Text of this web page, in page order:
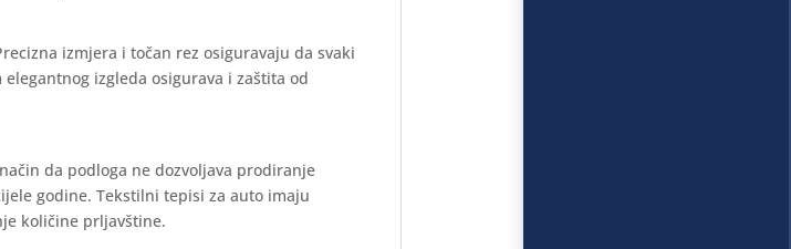
izmjera i točan rez osiguravaju da svaki
izgleda osigurava i zaštita od
da podloga ne dozvoljava prodiranje
godine. Tekstilni tepisi za auto imaju
količine prljavštine.